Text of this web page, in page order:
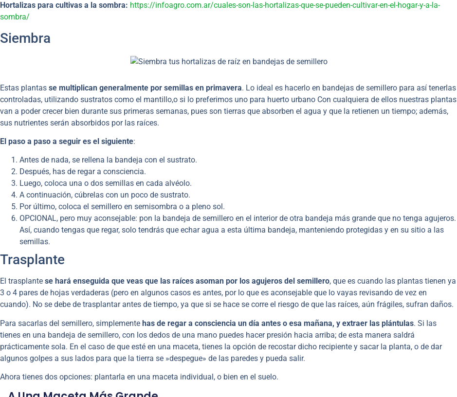
Hortalizas para cultivas a la sombra: https://infoagro.com.ar/cuales-son-las-hortalizas-que-se-pueden-cultivar-en-el-hogar-y-a-la-
sombra/
Siembra
Estas plantas se multiplican generalmente por semillas en primavera. Lo ideal es hacerlo en bandejas de semillero para así tenerlas
controladas, utilizando sustratos como el mantillo,o si lo preferimos uno para huerto urbano Con cualquiera de ellos nuestras plantas
van a poder crecer bien durante sus primeras semanas, pues son tierras que absorben el agua y que la retienen un tiempo; además,
sus nutrientes serán absorbidos por las raíces.
El paso a paso a seguir es el siguiente:
Antes de nada, se rellena la bandeja con el sustrato.
Después, has de regar a consciencia.
Luego, coloca una o dos semillas en cada alvéolo.
A continuación, cúbrelas con un poco de sustrato.
Por último, coloca el semillero en semisombra o a pleno sol.
OPCIONAL, pero muy aconsejable: pon la bandeja de semillero en el interior de otra bandeja más grande que no tenga agujeros.
Así, cuando tengas que regar, solo tendrás que echar agua a esta última bandeja, manteniendo protegidas y en su sitio a las
semillas.
Trasplante
El trasplante se hará enseguida que veas que las raíces asoman por los agujeros del semillero, que es cuando las plantas tienen ya
3 o 4 pares de hojas verdaderas (pero en algunos casos es antes, por lo que es aconsejable que lo vayas revisando de vez en
cuando). No se debe de trasplantar antes de tiempo, ya que si se hace se corre el riesgo de que las raíces, aún frágiles, sufran daños.
Para sacarlas del semillero, simplemente has de regar a consciencia un día antes o esa mañana, y extraer las plántulas. Si las
tienes en una bandeja de semillero, con los dedos de una mano puedes hacer presión hacia arriba; de esta manera saldrá
prácticamente sola. En el caso de que esté en una maceta, tienes la opción de recostar dicho recipiente y sacar la planta, o de dar
algunos golpes a sus lados para que la tierra se »despegue» de las paredes y pueda salir.
Ahora tienes dos opciones: plantarla en una maceta individual, o bien en el suelo.